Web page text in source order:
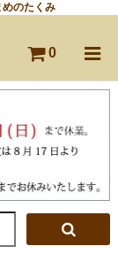
のたくみ
0